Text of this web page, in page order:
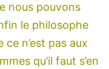
nous pouvons
le philosophe
n’est pas aux
qu’il faut s’en